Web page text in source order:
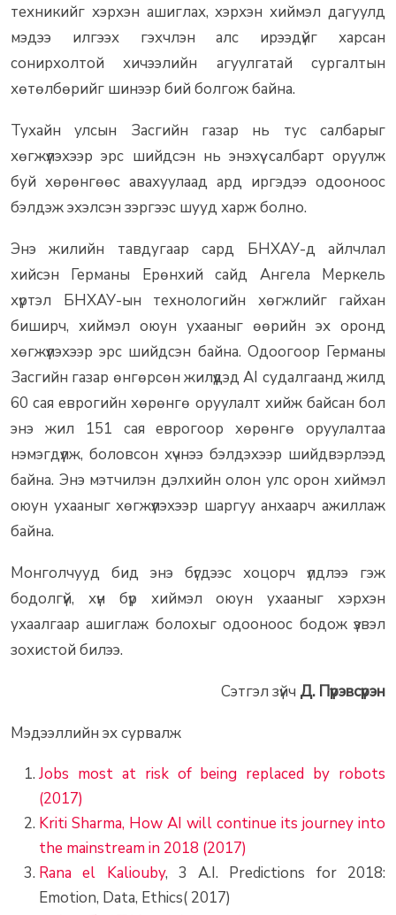
техникийг хэрхэн ашиглах, хэрхэн хиймэл дагуулд
мэдээ илгээх гэхчлэн алс ирээдүйг харсан
сонирхолтой хичээлийн агуулгатай сургалтын
хөтөлбөрийг шинээр бий болгож байна.
Тухайн улсын Засгийн газар нь тус салбарыг
хөгжүүлэхээр эрс шийдсэн нь энэхүү салбарт оруулж
буй хөрөнгөөс авахуулаад ард иргэдээ одооноос
бэлдэж эхэлсэн зэргээс шууд харж болно.
Энэ жилийн тавдугаар сард БНХАУ-д айлчлал
хийсэн Германы Ерөнхий сайд Ангела Меркель
хүртэл БНХАУ-ын технологийн хөгжлийг гайхан
биширч, хиймэл оюун ухааныг өөрийн эх оронд
хөгжүүлэхээр эрс шийдсэн байна. Одоогоор Германы
Засгийн газар өнгөрсөн жилүүдэд AI судалгаанд жилд
60 сая еврогийн хөрөнгө оруулалт хийж байсан бол
энэ жил 151 сая еврогоор хөрөнгө оруулалтаа
нэмэгдүүлж, боловсон хүчнээ бэлдэхээр шийдвэрлээд
байна. Энэ мэтчилэн дэлхийн олон улс орон хиймэл
оюун ухааныг хөгжүүлэхээр шаргуу анхаарч ажиллаж
байна.
Монголчууд бид энэ бүгдээс хоцорч үлдлээ гэж
бодолгүй, хүн бүр хиймэл оюун ухааныг хэрхэн
ухаалгаар ашиглаж болохыг одооноос бодож үзвэл
зохистой билээ.
Сэтгэл зүйч Д. Пүрэвсүрэн
Мэдээллийн эх сурвалж
Jobs most at risk of being replaced by robots
(2017)
Kriti Sharma, How AI will continue its journey into
the mainstream in 2018 (2017)
Rana el Kaliouby, 3 A.I. Predictions for 2018:
Emotion, Data, Ethics( 2017)